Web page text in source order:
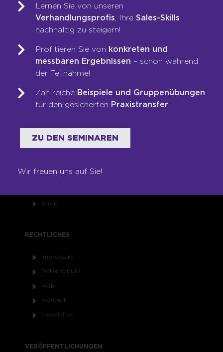
Next-Generation-Sales-Workshop
Training & Coaching
Blended Learning
LOOP-Prozess®
Team
Auszeichnungen
Franchise
Shop
RECHTLICHES
Impressum
Datenschutz
AGB
Kontakt
Newsletter
VERÖFFENTLICHUNGEN
Lernen Sie von unseren
Verhandlungsprofis, IhreSales-Skills
nachhaltig zu steigern!
Profitieren Sie von konkreten und
messbaren Ergebnissen – schon während
der Teilnahme!
Zahlreiche Beispiele und Gruppenübungen
für den gesicherten Praxistransfer
ZU DEN SEMINAREN
Wir freuen uns auf Sie!